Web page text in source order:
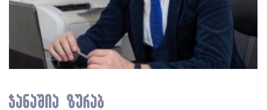
ჯანაშია ზურაბ